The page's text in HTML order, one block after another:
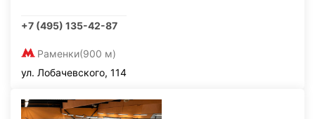
+7 (495) 135-42-87
Раменки(900 м)
ул. Лобачевского, 114